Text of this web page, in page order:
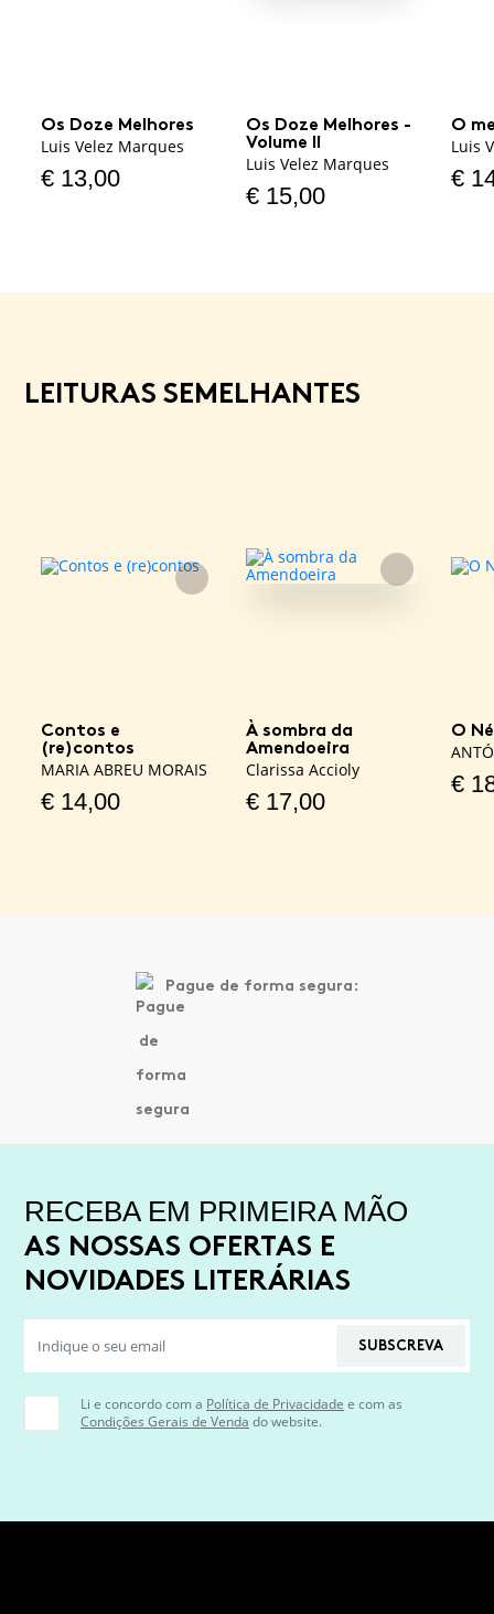
Os Doze Melhores
Luis Velez Marques
€ 13,00
Os Doze Melhores -
Volume II
Luis Velez Marques
€ 15,00
O
Luis
€
LEITURAS SEMELHANTES
FAVORITO
Contos e
(re)contos
MARIA ABREU MORAIS
€ 14,00
FAVORITO
À sombra da
Amendoeira
Clarissa Accioly
€ 17,00
O
€
Pague de forma segura:
RECEBA EM PRIMEIRA MÃO
AS NOSSAS OFERTAS E
NOVIDADES LITERÁRIAS
SUBSCREVA
Li e concordo com a Política de Privacidade e com as
Condições Gerais de Venda do website.